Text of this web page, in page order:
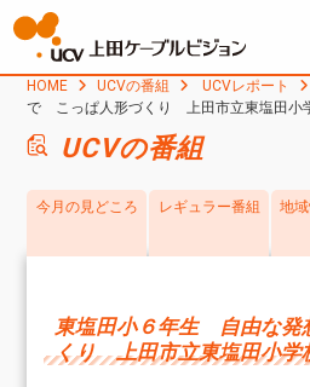
HOME UCVの番組 UCVレポート
で こっぱ人形づくり 上田市立東塩田小
UCVの番組
今月の見どころ レギュラー番組
地
東塩田小６年生 自由な
くり 上田市立東塩田小学